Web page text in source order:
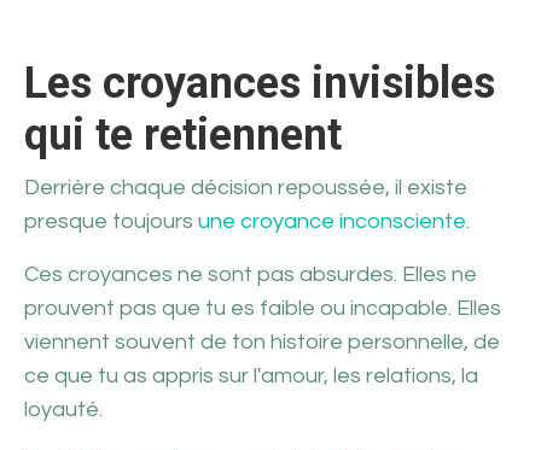
Les croyances invisibles
qui te retiennent
Derrière chaque décision repoussée, il existe
presque toujours une croyance inconsciente.
Ces croyances ne sont pas absurdes. Elles ne
prouvent pas que tu es faible ou incapable. Elles
viennent souvent de ton histoire personnelle, de
ce que tu as appris sur l'amour, les relations, la
loyauté.